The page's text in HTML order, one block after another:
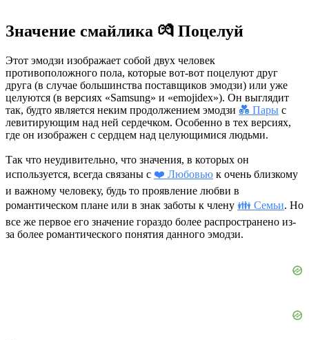
Значение смайлика 💏 Поцелуй
Этот эмодзи изображает собой двух человек
противоположного пола, которые вот-вот поцелуют друг
друга (в случае большинства поставщиков эмодзи) или уже
целуются (в версиях «Samsung» и «emojidex»). Он выглядит
так, будто является неким продолжением эмодзи 💑 Пары с
левитирующим над ней сердечком. Особенно в тех версиях,
где он изображен с сердцем над целующимися людьми.
Так что неудивительно, что значения, в которых он
используется, всегда связаны с ❤️ Любовью к очень близкому
и важному человеку, будь то проявление любви в
романтическом плане или в знак заботы к члену 👪 Семьи. Но
все же первое его значение гораздо более распространено из-
за более романтического понятия данного эмодзи.